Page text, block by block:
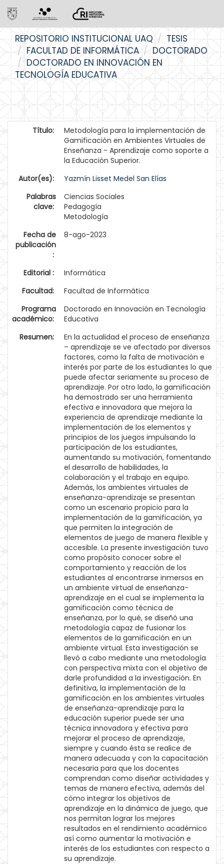
navigation
REPOSITORIO INSTITUCIONAL UAQ
TESIS
FACULTAD DE INFORMÁTICA
DOCTORADO
DOCTORADO EN INNOVACIÓN EN
TECNOLOGÍA EDUCATIVA
Título:
Metodología para la implementación de
Gamificación en Ambientes Virtuales de
Enseñanza - Aprendizaje como soporte a
la Educación Superior.
Autor(es):
Yazmín Lisset Medel San Elías
Palabras
clave:
Ciencias Sociales
Pedagogía
Metodología
Fecha de
publicación
:
8-ago-2023
Editorial :
Informática
Facultad:
Facultad de Informática
Programa
académico:
Doctorado en Innovación en Tecnología
Educativa
Resumen:
En la actualidad el proceso de enseñanza
– aprendizaje se ve afectado por diversos
factores, como la falta de motivación e
interés por parte de los estudiantes lo que
puede afectar seriamente su proceso de
aprendizaje. Por otro lado, la gamificación
ha demostrado ser una herramienta
efectiva e innovadora que mejora la
experiencia de aprendizaje mediante la
implementación de los elementos y
principios de los juegos impulsando la
participación de los estudiantes,
aumentando su motivación, fomentando
el desarrollo de habilidades, la
colaboración y el trabajo en equipo.
Además, los ambientes virtuales de
enseñanza-aprendizaje se presentan
como un escenario propicio para la
implementación de la gamificación, ya
que permiten la integración de
elementos de juego de manera flexible y
accesible. La presente investigación tuvo
como propósito conocer sobre el
comportamiento y reacción de los
estudiantes al encontrarse inmersos en
un ambiente virtual de enseñanza-
aprendizaje en el cual se implementa la
gamificación como técnica de
enseñanza, por lo qué, se diseñó una
metodología capaz de fusionar los
elementos de la gamificación en un
ambiente virtual. Esta investigación se
llevó a cabo mediante una metodología
con perspectiva mixta con el objetivo de
darle profundidad a la investigación. En
definitiva, la implementación de la
gamificación en los ambientes virtuales
de enseñanza-aprendizaje para la
educación superior puede ser una
técnica innovadora y efectiva para
mejorar el proceso de aprendizaje,
siempre y cuando ésta se realice de
manera adecuada y con la capacitación
necesaria para que los docentes
comprendan como diseñar actividades y
temas de manera efectiva, además del
cómo integrar los objetivos de
aprendizaje en la dinámica de juego, que
nos permitan lograr los mejores
resultados en el rendimiento académico
así como aumentar la motivación e
interés de los estudiantes con respecto a
su aprendizaje.